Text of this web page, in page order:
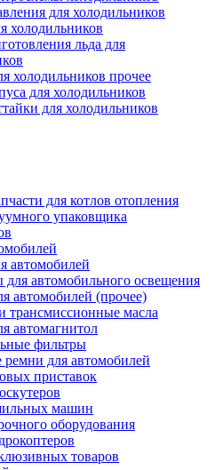
для холодильников
холодильников
льда для
холодильников прочее
для холодильников
для холодильников
для котлов отопления
упаковщика
автомобилей
для автомобильного освещения
автомобилей (прочее)
трансмиссионные масла
автомагнитол
фильтры
для автомобилей
приставок
машин
оборудования
товаров